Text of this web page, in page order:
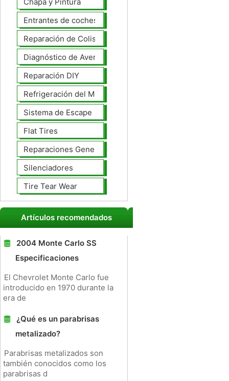
Entrantes de coches
Reparación de Colisiones
Diagnóstico de Averías
Reparación DIY
Refrigeración del Motor
Sistema de Escape
Flat Tires
Reparaciones Generales
Silenciadores
Tire Tear Wear
Artículos recomendados
2004 Monte Carlo SS
Especificaciones
El Chevrolet Monte Carlo fue
introducido en 1970 durante la
era de
¿Qué es un parabrisas
metalizado?
Parabrisas metalizados son
también conocidos como los
parabrisas d